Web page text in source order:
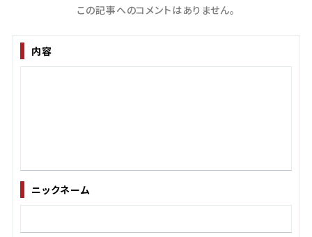
この記事へのコメントはありません。
ニックネーム
内容